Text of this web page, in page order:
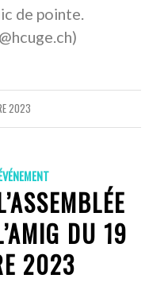
de pointe.
2023
DU 19
2023